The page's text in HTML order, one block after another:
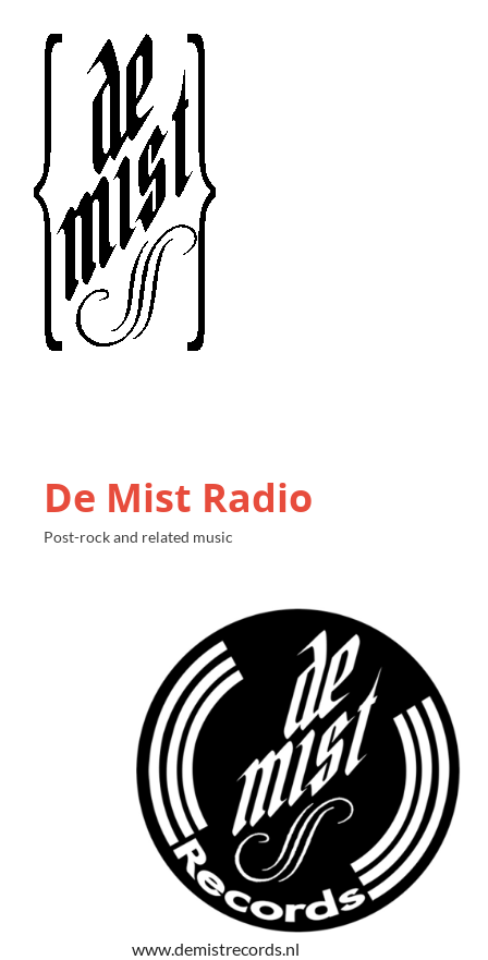
De Mist Radio
Post-rock and related music
www.demistrecords.nl